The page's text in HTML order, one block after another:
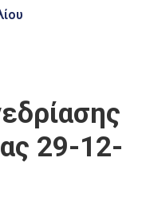
29-12-